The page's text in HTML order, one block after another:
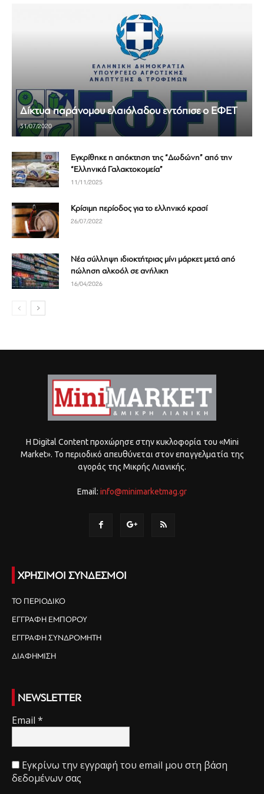
Δίκτυα παράνομου ελαιόλαδου εντόπισε ο ΕΦΕΤ
31/07/2020
Εγκρίθηκε η απόκτηση της “Δωδώνη” από την
“Ελληνικά Γαλακτοκομεία”
11/11/2025
Κρίσιμη περίοδος για το ελληνικό κρασί
26/07/2022
Νέα σύλληψη ιδιοκτήτριας μίνι μάρκετ μετά από
πώληση αλκοόλ σε ανήλικη
16/04/2026
Η Digital Content προχώρησε στην κυκλοφορία του «Mini
Market». Το περιοδικό απευθύνεται στον επαγγελματία της
αγοράς της Μικρής Λιανικής.
Email: info@minimarketmag.gr
ΧΡΗΣΙΜΟΙ ΣΥΝΔΕΣΜΟΙ
ΤΟ ΠΕΡΙΟΔΙΚΟ
ΕΓΓΡΑΦΗ ΕΜΠΟΡΟΥ
ΕΓΓΡΑΦΗ ΣΥΝΔΡΟΜΗΤΗ
ΔΙΑΦΗΜΙΣΗ
NEWSLETTER
Email *
Εγκρίνω την εγγραφή του email μου στη βάση
δεδομένων σας